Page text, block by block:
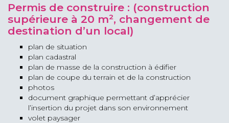
Permis de construire : (construction
supérieure à 20 m², changement de
destination d’un local)
plan de situation
plan cadastral
plan de masse de la construction à édifier
plan de coupe du terrain et de la construction
photos
document graphique permettant d’apprécier
l’insertion du projet dans son environnement
volet paysager